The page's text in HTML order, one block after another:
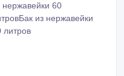
нержавейки 60
из нержавейки
литров